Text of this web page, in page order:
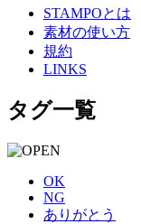
STAMPOとは
素材の使い方
規約
LINKS
タグ一覧
OK
NG
ありがとう